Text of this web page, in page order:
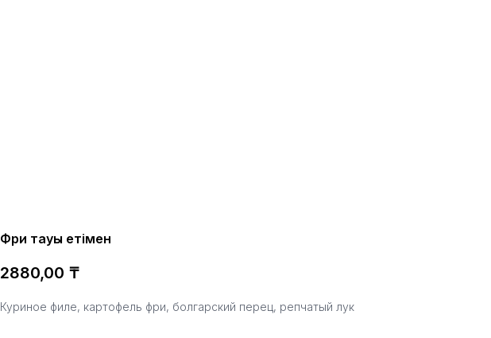
Фри тауық етімен
2880,00 ₸
Куриное филе, картофель фри, болгарский перец, репчатый лук